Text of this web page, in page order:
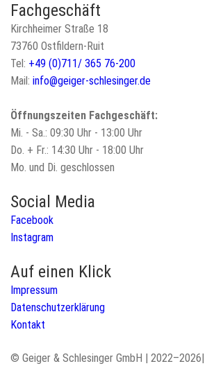
Fachgeschäft
Kirchheimer Straße 18
73760 Ostfildern-Ruit
Tel: +49 (0)711/ 365 76-200
Mail: info@geiger-schlesinger.de
Öffnungszeiten Fachgeschäft:
Mi. - Sa.: 09:30 Uhr - 13:00 Uhr
Do. + Fr.: 14:30 Uhr - 18:00 Uhr
Mo. und Di. geschlossen
Social Media
Facebook
Instagram
Auf einen Klick
Impressum
Datenschutzerklärung
Kontakt
© Geiger & Schlesinger GmbH | 2022–2026|